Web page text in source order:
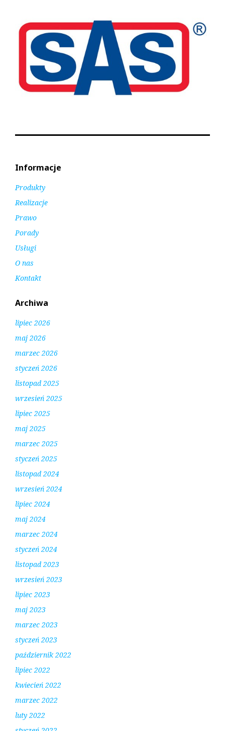
Informacje
Produkty
Realizacje
Prawo
Porady
Usługi
O nas
Kontakt
Archiwa
lipiec 2026
maj 2026
marzec 2026
styczeń 2026
listopad 2025
wrzesień 2025
lipiec 2025
maj 2025
marzec 2025
styczeń 2025
listopad 2024
wrzesień 2024
lipiec 2024
maj 2024
marzec 2024
styczeń 2024
listopad 2023
wrzesień 2023
lipiec 2023
maj 2023
marzec 2023
styczeń 2023
październik 2022
lipiec 2022
kwiecień 2022
marzec 2022
luty 2022